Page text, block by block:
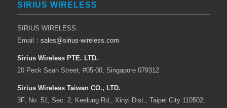
SIRIUS WIRELESS
SIRIUS WIRELESS
Email： sales@sirius-wireless.com
Sirius Wireless PTE. LTD.
20 Peck Seah Street, #05-00, Singapore 079312
Sirius Wireless Taiwan CO., LTD.
3F, No. 51, Sec. 2, Keelung Rd., Xinyi Dist., Taipei City 110502,